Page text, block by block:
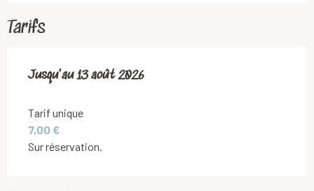
Tarifs
Du9 juillet 2026au13 août 2026
Jusqu'au13 août 2026
Tarif unique
7,00 €
Sur réservation.